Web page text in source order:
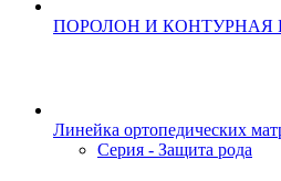
ПОРОЛОН И КОНТУРНАЯ
Линейка ортопедических
Серия - Защита рода